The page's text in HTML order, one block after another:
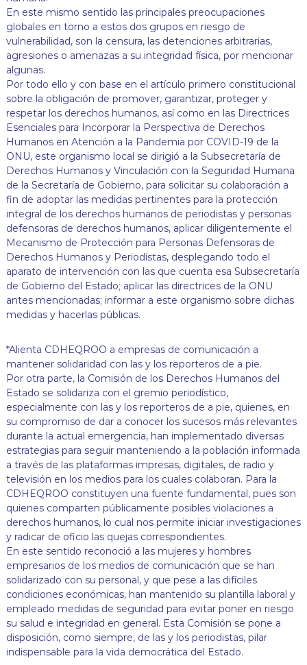
En este mismo sentido las principales preocupaciones
globales en torno a estos dos grupos en riesgo de
vulnerabilidad, son la censura, las detenciones arbitrarias,
agresiones o amenazas a su integridad física, por mencionar
algunas.
Por todo ello y con base en el artículo primero constitucional
sobre la obligación de promover, garantizar, proteger y
respetar los derechos humanos, así como en las Directrices
Esenciales para Incorporar la Perspectiva de Derechos
Humanos en Atención a la Pandemia por COVID-19 de la
ONU, este organismo local se dirigió a la Subsecretaría de
Derechos Humanos y Vinculación con la Seguridad Humana
de la Secretaría de Gobierno, para solicitar su colaboración a
fin de adoptar las medidas pertinentes para la protección
integral de los derechos humanos de periodistas y personas
defensoras de derechos humanos, aplicar diligentemente el
Mecanismo de Protección para Personas Defensoras de
Derechos Humanos y Periodistas, desplegando todo el
aparato de intervención con las que cuenta esa Subsecretaría
de Gobierno del Estado; aplicar las directrices de la ONU
antes mencionadas; informar a este organismo sobre dichas
medidas y hacerlas públicas.
*Alienta CDHEQROO a empresas de comunicación a
mantener solidaridad con las y los reporteros de a pie.
Por otra parte, la Comisión de los Derechos Humanos del
Estado se solidariza con el gremio periodístico,
especialmente con las y los reporteros de a pie, quienes, en
su compromiso de dar a conocer los sucesos más relevantes
durante la actual emergencia, han implementado diversas
estrategias para seguir manteniendo a la población informada
a través de las plataformas impresas, digitales, de radio y
televisión en los medios para los cuales colaboran. Para la
CDHEQROO constituyen una fuente fundamental, pues son
quienes comparten públicamente posibles violaciones a
derechos humanos, lo cual nos permite iniciar investigaciones
y radicar de oficio las quejas correspondientes.
En este sentido reconoció a las mujeres y hombres
empresarios de los medios de comunicación que se han
solidarizado con su personal, y que pese a las difíciles
condiciones económicas, han mantenido su plantilla laboral y
empleado medidas de seguridad para evitar poner en riesgo
su salud e integridad en general. Esta Comisión se pone a
disposición, como siempre, de las y los periodistas, pilar
indispensable para la vida democrática del Estado.